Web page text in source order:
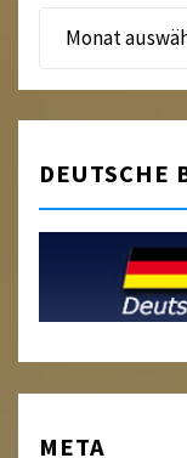
Beitragsarchiv
DEUTSCHE
META